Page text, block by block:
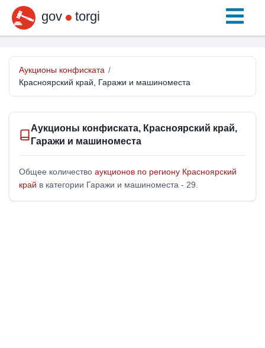
gov torgi
Аукционы конфиската /
Красноярский край, Гаражи и машиноместа
Аукционы конфиската, Красноярский край,
Гаражи и машиноместа
Общее количество аукционов по региону Красноярский
край в категории Гаражи и машиноместа - 29.